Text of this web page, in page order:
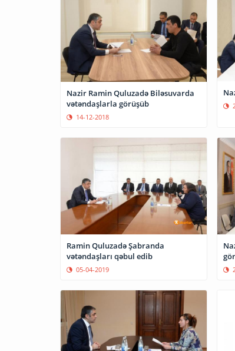
Nazir Ramin Quluzadə Biləsuvarda
vətəndaşlarla görüşüb
14-12-2018
Ramin Quluzadə Şabranda
vətəndaşları qəbul edib
05-04-2019